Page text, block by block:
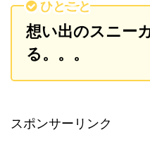
ひとこと
想い出のスニー
る。。。
スポンサーリンク